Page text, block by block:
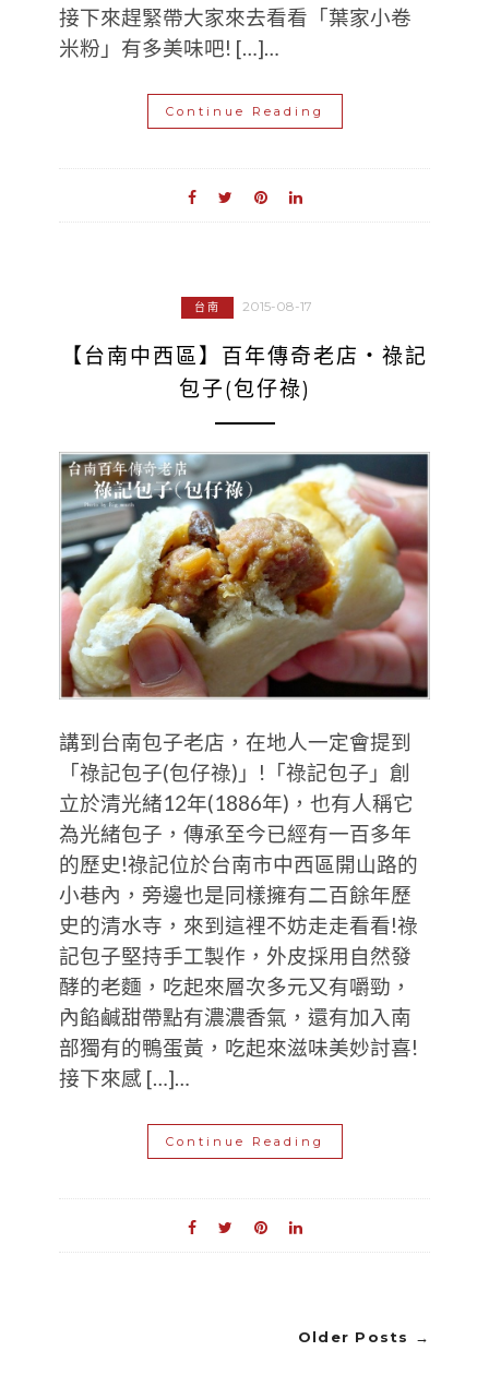
接下來趕緊帶大家來去看看「葉家小卷
米粉」有多美味吧! […]…
Continue Reading
台南 2015-08-17
【台南中西區】百年傳奇老店‧祿記
包子(包仔祿)
講到台南包子老店，在地人一定會提到
「祿記包子(包仔祿)」!「祿記包子」創
立於清光緒12年(1886年)，也有人稱它
為光緒包子，傳承至今已經有一百多年
的歷史!祿記位於台南市中西區開山路的
小巷內，旁邊也是同樣擁有二百餘年歷
史的清水寺，來到這裡不妨走走看看!祿
記包子堅持手工製作，外皮採用自然發
酵的老麵，吃起來層次多元又有嚼勁，
內餡鹹甜帶點有濃濃香氣，還有加入南
部獨有的鴨蛋黃，吃起來滋味美妙討喜!
接下來感 […]…
Continue Reading
Older Posts →